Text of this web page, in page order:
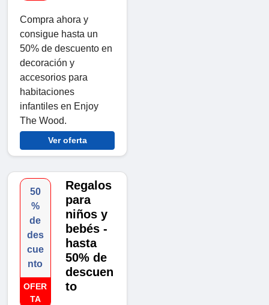
Compra ahora y
consigue hasta un
50% de descuento en
decoración y
accesorios para
habitaciones
infantiles en Enjoy
The Wood.
Ver oferta
50
%
de
des
cue
nto
OFER
TA
Regalos
para
niños y
bebés -
hasta
50% de
descuen
to